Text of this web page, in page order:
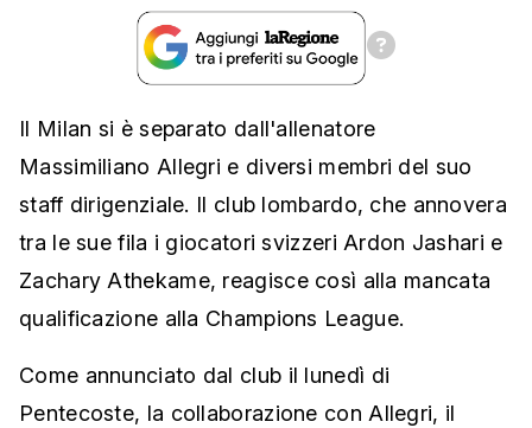
Il Milan si è separato dall'allenatore
Massimiliano Allegri e diversi membri del suo
staff dirigenziale. Il club lombardo, che annovera
tra le sue fila i giocatori svizzeri Ardon Jashari e
Zachary Athekame, reagisce così alla mancata
qualificazione alla Champions League.
Come annunciato dal club il lunedì di
Pentecoste, la collaborazione con Allegri, il